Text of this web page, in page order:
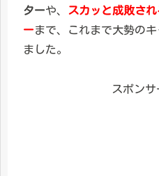
ターや、
スカッと成敗さ
ーまで、これまで大勢の
ました。
スポンサ